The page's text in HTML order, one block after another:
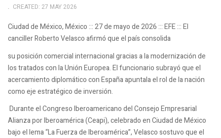
CREATED: 27 MAY 2026
Ciudad de México, México ::: 27 de mayo de 2026 ::: EFE ::: El
canciller Roberto Velasco afirmó que el país consolida
su posición comercial internacional gracias a la modernización de
los tratados con la Unión Europea. El funcionario subrayó que el
acercamiento diplomático con España apuntala el rol de la nación
como eje estratégico de inversión.
Durante el Congreso Iberoamericano del Consejo Empresarial
Alianza por Iberoamérica (Ceapi), celebrado en Ciudad de México
bajo el lema “La Fuerza de Iberoamérica”, Velasco sostuvo que el